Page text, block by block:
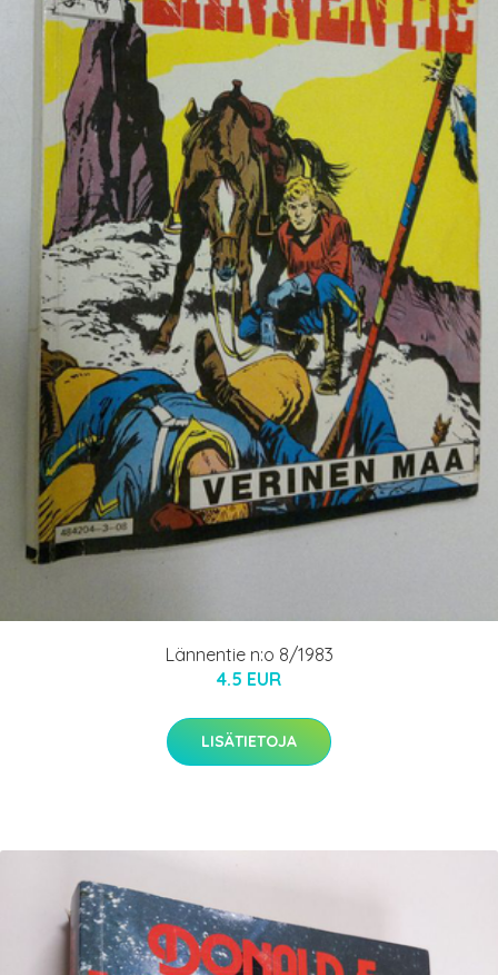
Lännentie n:o 8/1983
4.5 EUR
LISÄTIETOJA